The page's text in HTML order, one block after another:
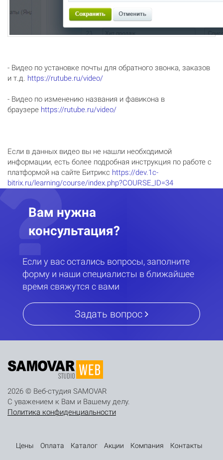
- Видео по установке почты для обратного звонка, заказов
и т.д. https://rutube.ru/video/
- Видео по изменению названия и фавикона в
браузере https://rutube.ru/video/
Если в данных видео вы не нашли необходимой
информации, есть более подробная инструкция по работе с
платформой на сайте Битрикс https://dev.1c-
bitrix.ru/learning/course/index.php?COURSE_ID=34
Вам нужна
консультация?
Если у вас остались вопросы, заполните
форму и наши специалисты в ближайшее
время свяжутся с вами
Задать вопрос
2026 © Веб-студия SAMOVAR
С уважением к Вам и Вашему делу.
Политика конфиденциальности
Цены Оплата Каталог Акции Компания Контакты